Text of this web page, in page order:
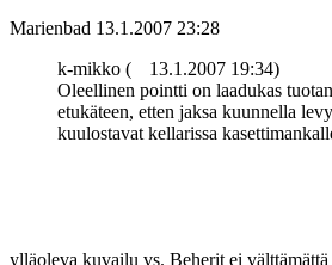
Marienbad 13.1.2007 23:28
k-mikko (
13.1.2007 19:34)
Oleellinen pointti on laadukas
etukäteen, etten jaksa kuunnella
kuulostavat kellarissa
ylläoleva kuvailu vs. Beherit ei